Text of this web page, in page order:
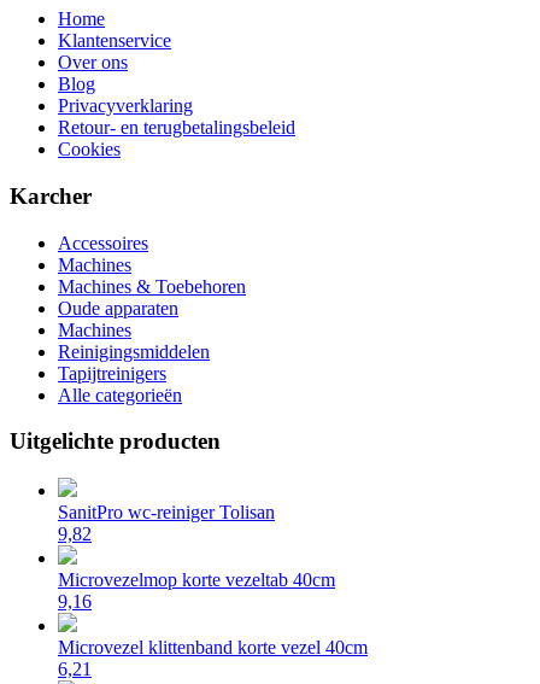
Home
Klantenservice
Over ons
Blog
Privacyverklaring
Retour- en terugbetalingsbeleid
Cookies
Karcher
Accessoires
Machines
Machines & Toebehoren
Oude apparaten
Machines
Reinigingsmiddelen
Tapijtreinigers
Alle categorieën
Uitgelichte producten
SanitPro wc-reiniger Tolisan
9,82
Microvezelmop korte vezeltab 40cm
9,16
Microvezel klittenband korte vezel 40cm
6,21